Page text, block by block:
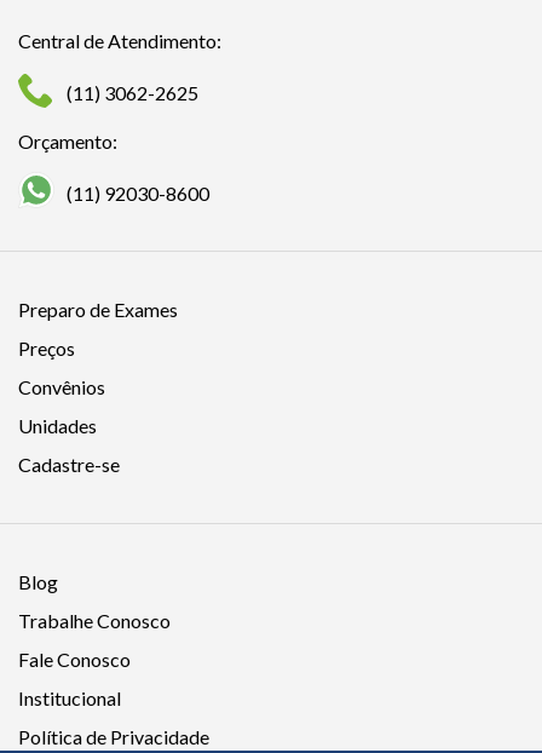
Central de Atendimento:
(11) 3062-2625
Orçamento:
(11) 92030-8600
Preparo de Exames
Preços
Convênios
Unidades
Cadastre-se
Blog
Trabalhe Conosco
Fale Conosco
Institucional
Política de Privacidade